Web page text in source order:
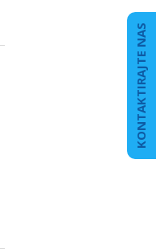
KONTAKTIRAJTE NAS